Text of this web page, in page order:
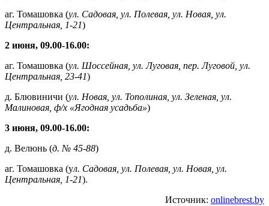
аг. Томашовка (ул. Садовая, ул. Полевая, ул. Новая, ул.
Центральная, 1-21)
2 июня, 09.00-16.00:
аг. Томашовка (ул. Шоссейная, ул. Луговая, пер. Луговой, ул.
Центральная, 23-41)
д. Блювиничи (ул. Новая, ул. Тополиная, ул. Зеленая, ул.
Малиновая, ф/х «Ягодная усадьба»)
3 июня, 09.00-16.00:
д. Велюнь (д. № 45-88)
аг. Томашовка (ул. Садовая, ул. Полевая, ул. Новая, ул.
Центральная, 1-21).
Источник: onlinebrest.by